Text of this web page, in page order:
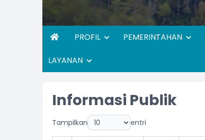
PROFIL PEMERINTAHAN
LAYANAN
Informasi Publik
Tampilkan entri